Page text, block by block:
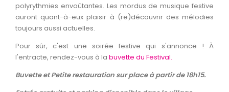
polyrythmies envoûtantes. Les mordus de musique festive
auront quant-à-eux plaisir à (re)découvrir des mélodies
toujours aussi actuelles.
Pour sûr, c'est une soirée festive qui s'annonce ! À
l'entracte, rendez-vous à la buvette du Festival.
Buvette et Petite restauration sur place à partir de 18h15.